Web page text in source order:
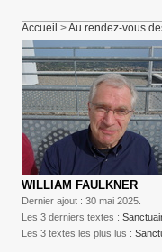
Accueil >Au rendez-vous
WILLIAM FAULKNER
Dernier ajout : 30 mai 2025.
Les 3 derniers textes :
Les 3 textes les plus lus :